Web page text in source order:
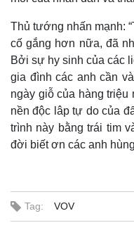
Thủ tướng nhấn mạnh:
cố gắng hơn nữa, đã
Bởi sự hy sinh của các
gia đình các anh cần
ngày giỗ của hàng
nền độc lâp tự do của
trình này bằng trái tim
đời biết ơn các anh
Tag: VOV